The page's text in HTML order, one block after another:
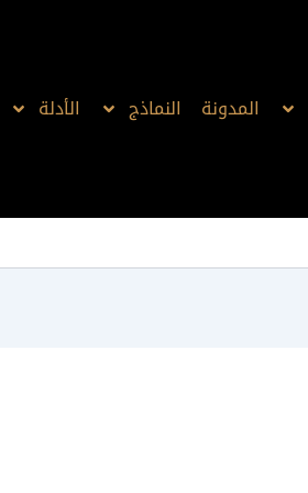
المدونة النماذج الأدلة